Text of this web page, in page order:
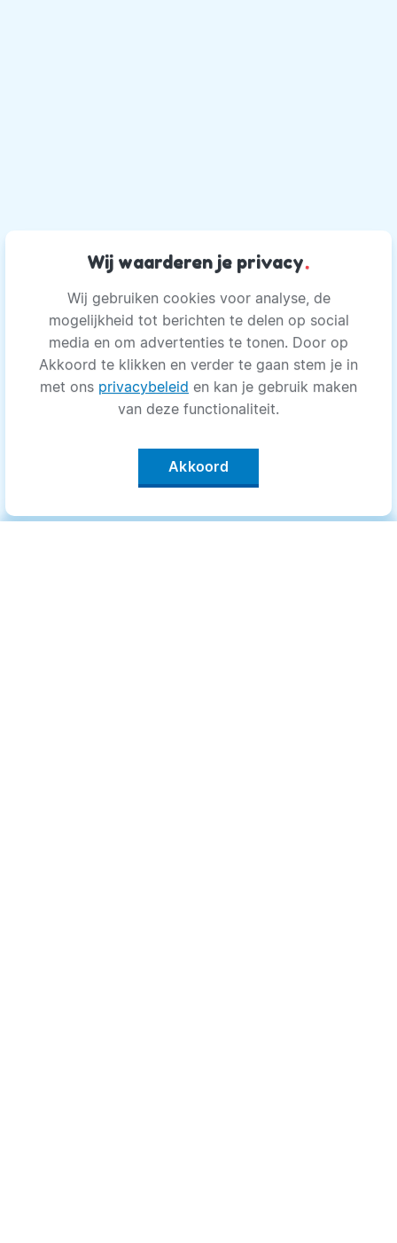
Wij waarderen je privacy.
Wij gebruiken cookies voor analyse, de
mogelijkheid tot berichten te delen op social
media en om advertenties te tonen. Door op
Akkoord te klikken en verder te gaan stem je in
met ons privacybeleid en kan je gebruik maken
van deze functionaliteit.
Akkoord